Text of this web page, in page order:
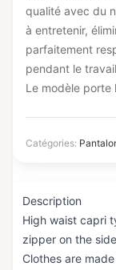
qualité avec du
à entretenir,
parfaitement
pendant le
Le modèle porte
Catégories:
Description
High waist capri
zipper on the
Clothes are